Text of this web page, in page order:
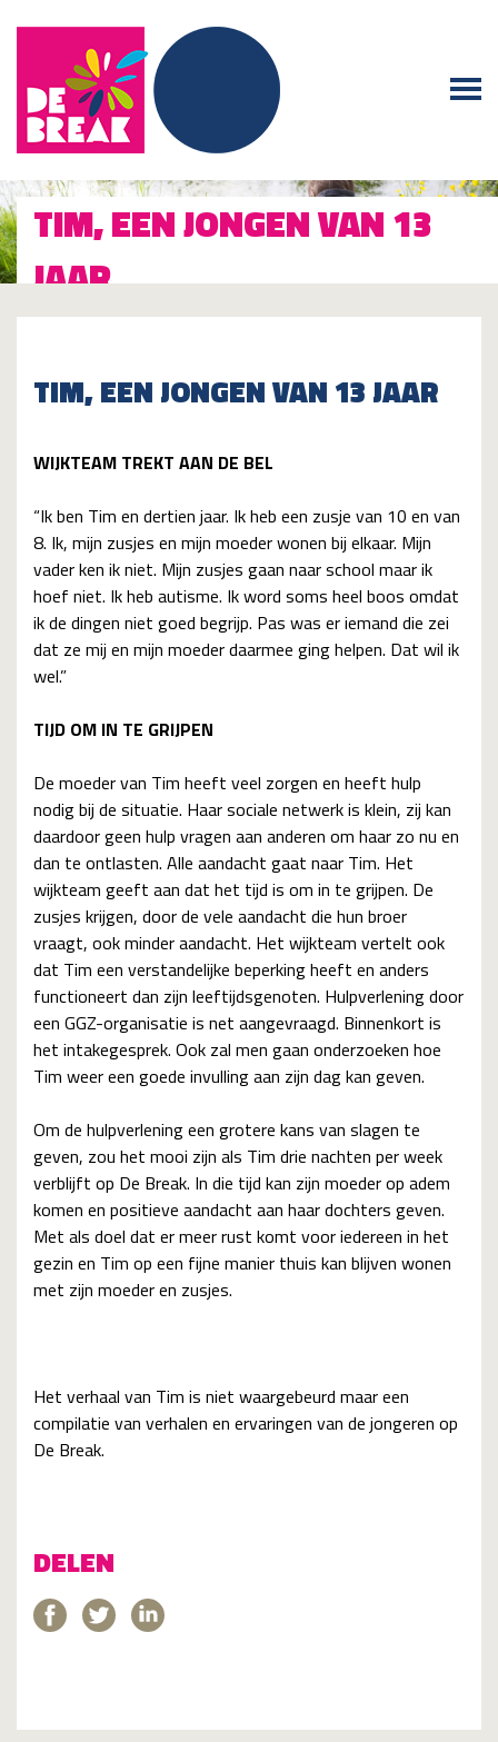
TIM, EEN JONGEN VAN 13
JAAR
TIM, EEN JONGEN VAN 13 JAAR
WIJKTEAM TREKT AAN DE BEL
“Ik ben Tim en dertien jaar. Ik heb een zusje van 10 en van
8. Ik, mijn zusjes en mijn moeder wonen bij elkaar. Mijn
vader ken ik niet. Mijn zusjes gaan naar school maar ik
hoef niet. Ik heb autisme. Ik word soms heel boos omdat
ik de dingen niet goed begrijp. Pas was er iemand die zei
dat ze mij en mijn moeder daarmee ging helpen. Dat wil ik
wel.”
TIJD OM IN TE GRIJPEN
De moeder van Tim heeft veel zorgen en heeft hulp
nodig bij de situatie. Haar sociale netwerk is klein, zij kan
daardoor geen hulp vragen aan anderen om haar zo nu en
dan te ontlasten. Alle aandacht gaat naar Tim. Het
wijkteam geeft aan dat het tijd is om in te grijpen. De
zusjes krijgen, door de vele aandacht die hun broer
vraagt, ook minder aandacht. Het wijkteam vertelt ook
dat Tim een verstandelijke beperking heeft en anders
functioneert dan zijn leeftijdsgenoten. Hulpverlening door
een GGZ-organisatie is net aangevraagd. Binnenkort is
het intakegesprek. Ook zal men gaan onderzoeken hoe
Tim weer een goede invulling aan zijn dag kan geven.
Om de hulpverlening een grotere kans van slagen te
geven, zou het mooi zijn als Tim drie nachten per week
verblijft op De Break. In die tijd kan zijn moeder op adem
komen en positieve aandacht aan haar dochters geven.
Met als doel dat er meer rust komt voor iedereen in het
gezin en Tim op een fijne manier thuis kan blijven wonen
met zijn moeder en zusjes.
Het verhaal van Tim is niet waargebeurd maar een
compilatie van verhalen en ervaringen van de jongeren op
De Break.
DELEN